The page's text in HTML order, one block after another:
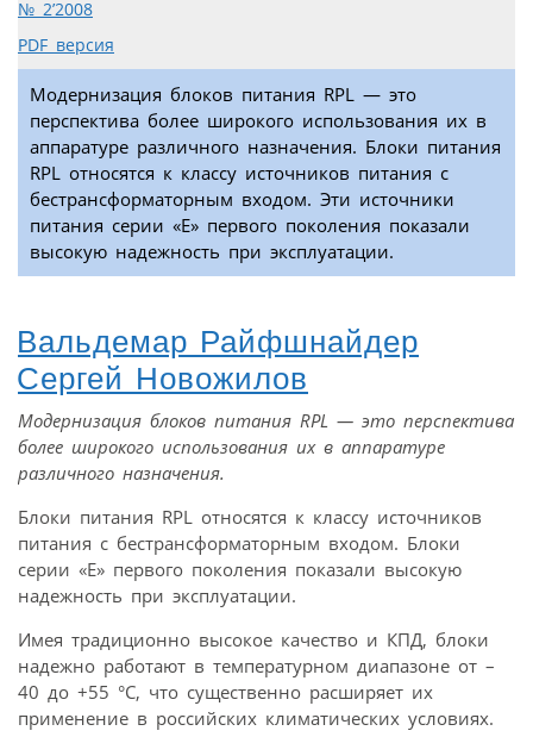
№ 2’2008
PDF версия
Модернизация блоков питания RPL — это
перспектива более широкого использования их в
аппаратуре различного назначения. Блоки питания
RPL относятся к классу источников питания с
бестрансформаторным входом. Эти источники
питания серии «Е» первого поколения показали
высокую надежность при эксплуатации.
Вальдемар Райфшнайдер
Сергей Новожилов
Модернизация блоков питания RPL — это перспектива
более широкого использования их в аппаратуре
различного назначения.
Блоки питания RPL относятся к классу источников
питания с бестрансформаторным входом. Блоки
серии «Е» первого поколения показали высокую
надежность при эксплуатации.
Имея традиционно высокое качество и КПД, блоки
надежно работают в температурном диапазоне от –
40 до +55 °С, что существенно расширяет их
применение в российских климатических условиях.